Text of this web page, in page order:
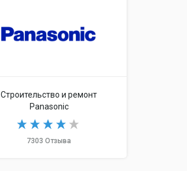
Строительство и ремонт
Panasonic
7303 Отзыва